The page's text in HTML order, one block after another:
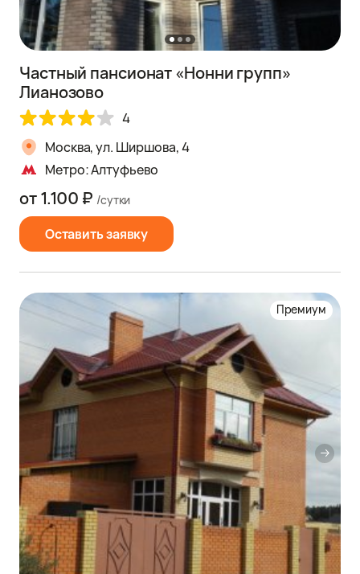
Частный пансионат «Нонни групп»
Лианозово
4
Москва, ул. Ширшова, 4
Метро: Алтуфьево
Оставить заявку
от 1.100 ₽ /сутки
Премиум